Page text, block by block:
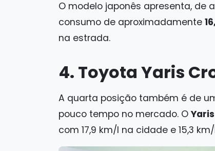
O modelo japonês apresenta, de
consumo de aproximadamente
na estrada.
4. Toyota Yaris
A quarta posição também é de
pouco tempo no mercado. O
com 17,9 km/l na cidade e 15,3